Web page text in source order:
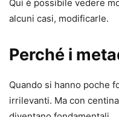
Qui è possibile vedere
alcuni casi, modificarle.
Perché i
Quando si hanno poche
irrilevanti. Ma con